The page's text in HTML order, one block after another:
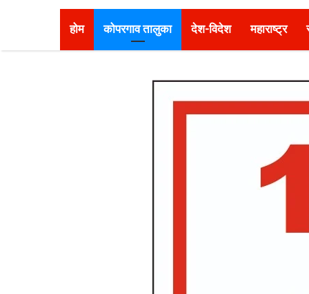
होम कोपरगाव तालुका देश-विदेश महाराष्ट्र